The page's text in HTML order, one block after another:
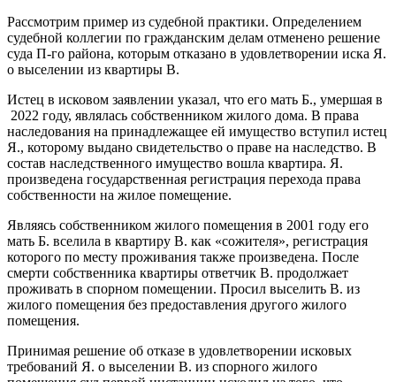
Рассмотрим пример из судебной практики. Определением
судебной коллегии по гражданским делам отменено решение
суда П-го района, которым отказано в удовлетворении иска Я.
о выселении из квартиры В.
Истец в исковом заявлении указал, что его мать Б., умершая в
2022 году, являлась собственником жилого дома. В права
наследования на принадлежащее ей имущество вступил истец
Я., которому выдано свидетельство о праве на наследство. В
состав наследственного имущество вошла квартира. Я.
произведена государственная регистрация перехода права
собственности на жилое помещение.
Являясь собственником жилого помещения в 2001 году его
мать Б. вселила в квартиру В. как «сожителя», регистрация
которого по месту проживания также произведена. После
смерти собственника квартиры ответчик В. продолжает
проживать в спорном помещении. Просил выселить В. из
жилого помещения без предоставления другого жилого
помещения.
Принимая решение об отказе в удовлетворении исковых
требований Я. о выселении В. из спорного жилого